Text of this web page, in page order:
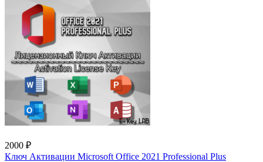
2000 ₽
Ключ Активации Microsoft Office 2021 Professional Plus